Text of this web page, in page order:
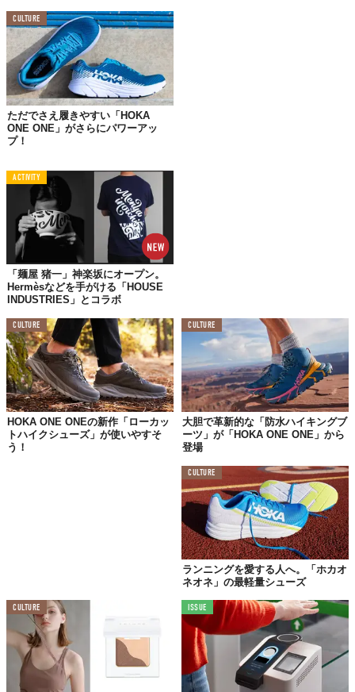
©Deckers Japan合同会社
（ブラックアイリス／マンダリンレッド）
CULTURE
ただでさえ履きやすい「HOKA
ONE ONE」がさらにパワーアッ
プ！
ACTIVITY
「麺屋 猪一」神楽坂にオープン。
Hermèsなどを手がける「HOUSE
INDUSTRIES」とコラボ
CULTURE
HOKA ONE ONEの新作「ローカッ
トハイクシューズ」が使いやすそ
う！
CULTURE
大胆で革新的な「防水ハイキングブ
ーツ」が「HOKA ONE ONE」から
登場
CULTURE
ランニングを愛する人へ。「ホカオ
ネオネ」の最軽量シューズ
CULTURE ISSUE